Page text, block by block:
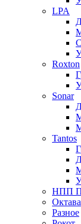
LPA
Roxton
Sonar
Tantos
НПП
Октава
Разное